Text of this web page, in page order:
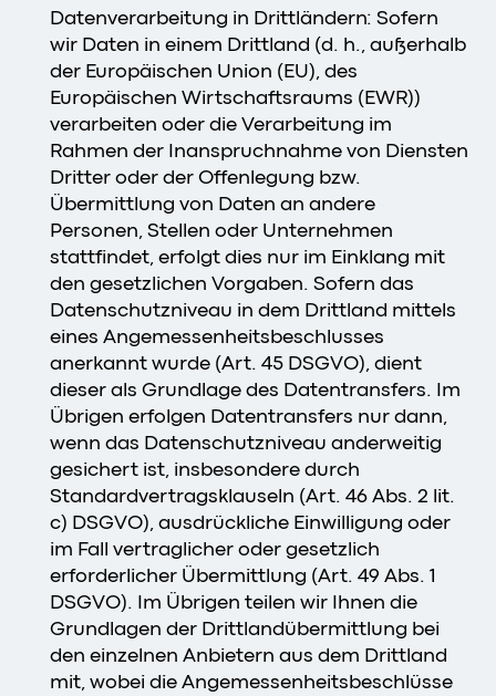
Datenverarbeitung in Drittländern: Sofern
wir Daten in einem Drittland (d. h., außerhalb
der Europäischen Union (EU), des
Europäischen Wirtschaftsraums (EWR))
verarbeiten oder die Verarbeitung im
Rahmen der Inanspruchnahme von Diensten
Dritter oder der Offenlegung bzw.
Übermittlung von Daten an andere
Personen, Stellen oder Unternehmen
stattfindet, erfolgt dies nur im Einklang mit
den gesetzlichen Vorgaben. Sofern das
Datenschutzniveau in dem Drittland mittels
eines Angemessenheitsbeschlusses
anerkannt wurde (Art. 45 DSGVO), dient
dieser als Grundlage des Datentransfers. Im
Übrigen erfolgen Datentransfers nur dann,
wenn das Datenschutzniveau anderweitig
gesichert ist, insbesondere durch
Standardvertragsklauseln (Art. 46 Abs. 2 lit.
c) DSGVO), ausdrückliche Einwilligung oder
im Fall vertraglicher oder gesetzlich
erforderlicher Übermittlung (Art. 49 Abs. 1
DSGVO). Im Übrigen teilen wir Ihnen die
Grundlagen der Drittlandübermittlung bei
den einzelnen Anbietern aus dem Drittland
mit, wobei die Angemessenheitsbeschlüsse